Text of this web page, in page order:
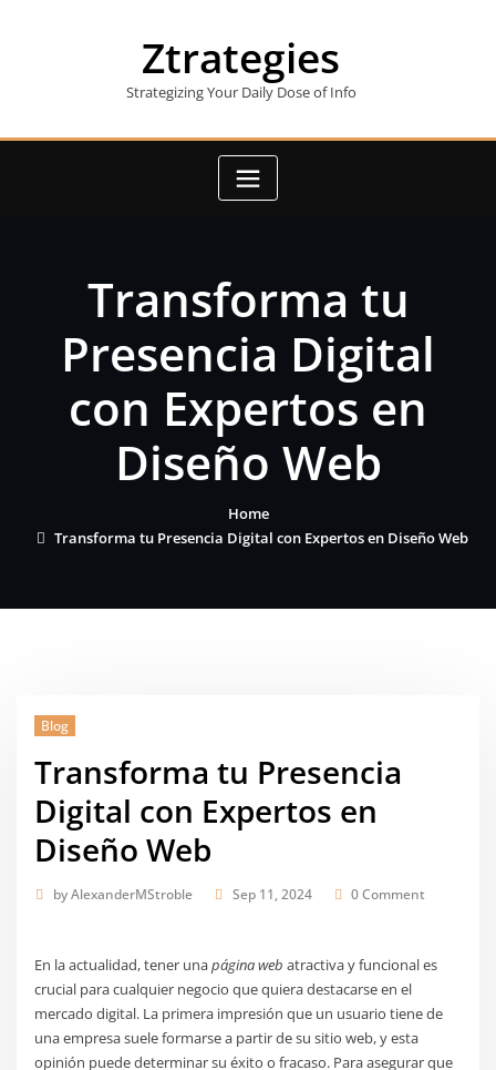
Ztrategies
Strategizing Your Daily Dose of Info
Transforma tu
Presencia Digital
con Expertos en
Diseño Web
Home
Transforma tu Presencia Digital con Expertos en Diseño Web
Blog
Transforma tu Presencia
Digital con Expertos en
Diseño Web
byAlexanderMStroble Sep 11, 2024 0 Comment
En la actualidad, tener unapágina web atractiva y funcional es
crucial para cualquier negocio que quiera destacarse en el
mercado digital. La primera impresión que un usuario tiene de
una empresa suele formarse a partir de su sitio web, y esta
opinión puede determinar su éxito o fracaso. Para asegurar que